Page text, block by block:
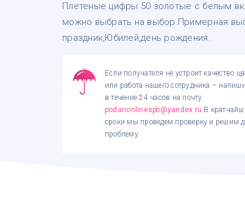
Плетеные цифры 50 золотые с белым
можно выбрать на выбор.Примерная
праздник,Юбилей,день рождения.
Если получателя не устроит качество
или работа нашего сотрудника –
в течение 24 часов на почту:
podarionlinespb@yandex.ru.В
сроки мы проведем проверку и решим
проблему